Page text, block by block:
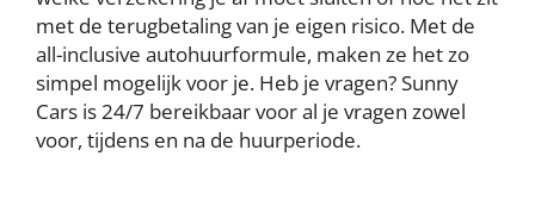
met de terugbetaling van je eigen risico. Met de
all-inclusive autohuurformule, maken ze het zo
simpel mogelijk voor je. Heb je vragen? Sunny
Cars is 24/7 bereikbaar voor al je vragen zowel
voor, tijdens en na de huurperiode.